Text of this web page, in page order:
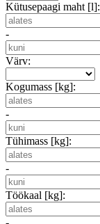
Kütusepaagi maht [l]:
-
Värv:
Kogumass [kg]:
-
Tühimass [kg]:
-
Töökaal [kg]: